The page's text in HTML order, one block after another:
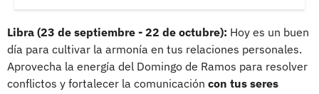
Libra (23 de septiembre - 22 de octubre): Hoy es un buen
día para cultivar la armonía en tus relaciones personales.
Aprovecha la energía del Domingo de Ramos para resolver
conflictos y fortalecer la comunicación con tus seres